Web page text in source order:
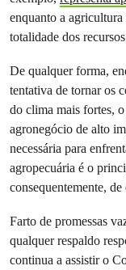
enquanto a
totalidade dos
De qualquer forma,
tentativa de tornar os
do clima mais fortes,
agronegócio de alto
necessária para
agropecuária é o
consequentemente,
Farto de promessas
qualquer respaldo
continua a assistir o